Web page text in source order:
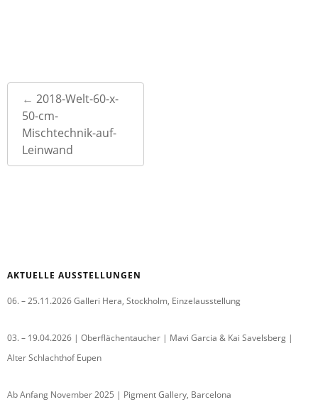
Post
navigation
← 2018-Welt-60-x-
50-cm-
Mischtechnik-auf-
Leinwand
AKTUELLE AUSSTELLUNGEN
06. – 25.11.2026 Galleri Hera, Stockholm, Einzelausstellung
03. – 19.04.2026 | Oberflächentaucher | Mavi Garcia & Kai Savelsberg |
Alter Schlachthof Eupen
Ab Anfang November 2025 | Pigment Gallery, Barcelona